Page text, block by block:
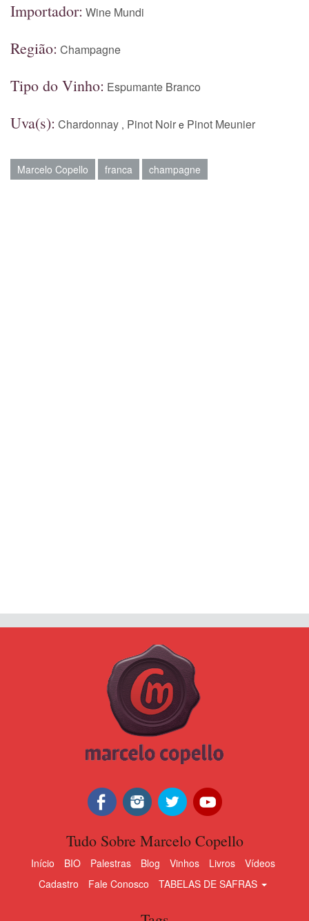
Importador: Wine Mundi
Região: Champagne
Tipo do Vinho: Espumante Branco
Uva(s): Chardonnay , Pinot Noir e Pinot Meunier
Marcelo Copello franca champagne
Tudo Sobre Marcelo Copello
Início BIO Palestras Blog Vinhos Livros
Vídeos
Cadastro
Fale Conosco TABELAS DE SAFRAS